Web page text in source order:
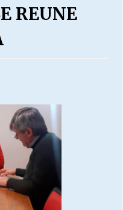
DC” SALUDA EL
El Carmen de Maipu.
REUNE